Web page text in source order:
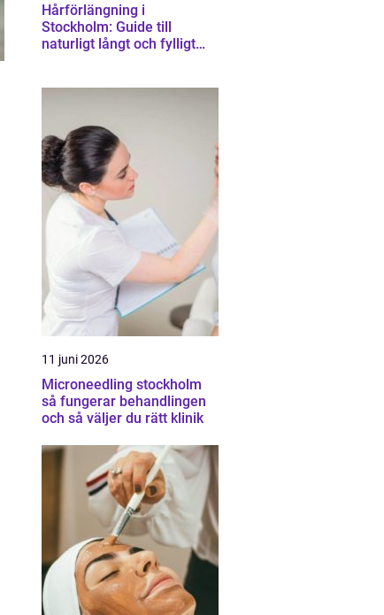
Hårförlängning i
Stockholm: Guide till
naturligt långt och fylligt
11 juni 2026
Microneedling stockholm
så fungerar behandlingen
och så väljer du rätt klinik